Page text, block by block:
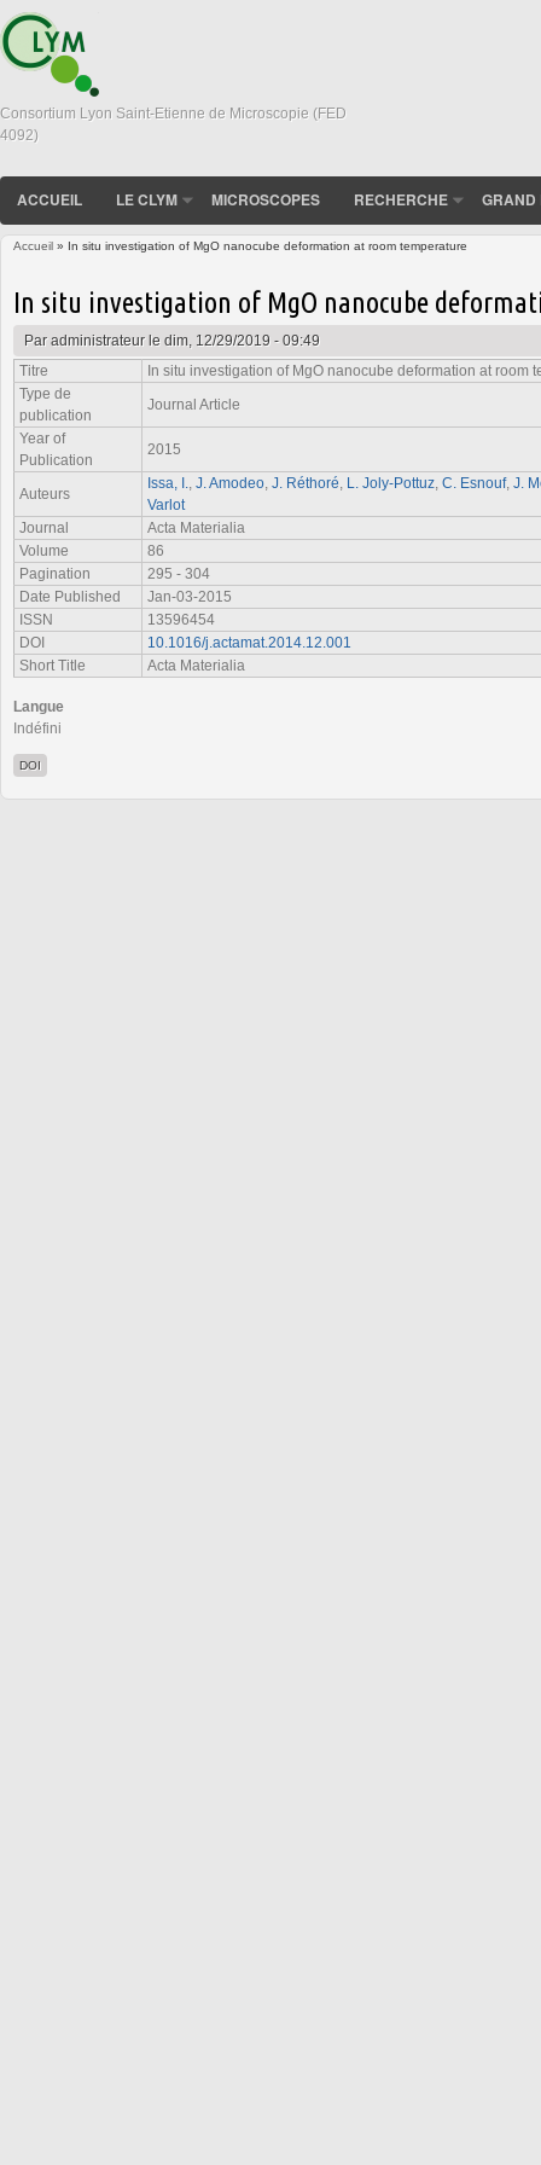
Consortium Lyon Saint-Etienne de Microscopie (FED
4092)
ACCUEIL LE CLYM MICROSCOPES RECHERCHE GRAND
Accueil » In situ investigation of MgO nanocube deformation at room temperature
In situ investigation of MgO nanocube
Paradministrateurle dim, 12/29/2019 - 09:49
Titre
In situ investigation of MgO nanocube deformation at room
Type de
publication
Journal Article
Year of
Publication
2015
Auteurs
Issa, I. J. Amodeo J. Réthoré L. Joly-Pottuz C. Esnouf, J.
Varlot
Journal
Acta Materialia
Volume
86
Pagination
295 - 304
Date Published
Jan-03-2015
ISSN
13596454
DOI
10.1016/j.actamat.2014.12.001
Short Title
Acta Materialia
Langue
Indéfini
DOI